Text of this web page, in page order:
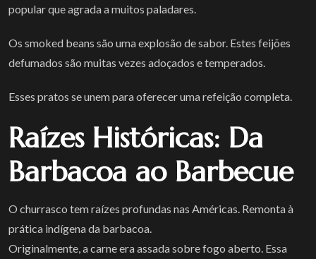
popular que agrada a muitos paladares.
Os smoked beans são uma explosão de sabor. Estes feijões
defumados são muitas vezes adoçados e temperados.
Esses pratos se unem para oferecer uma refeição completa.
Raízes Históricas: Da
Barbacoa ao Barbecue
O churrasco tem raízes profundas nas Américas. Remonta à
prática indígena da barbacoa.
Originalmente, a carne era assada sobre fogo aberto. Essa